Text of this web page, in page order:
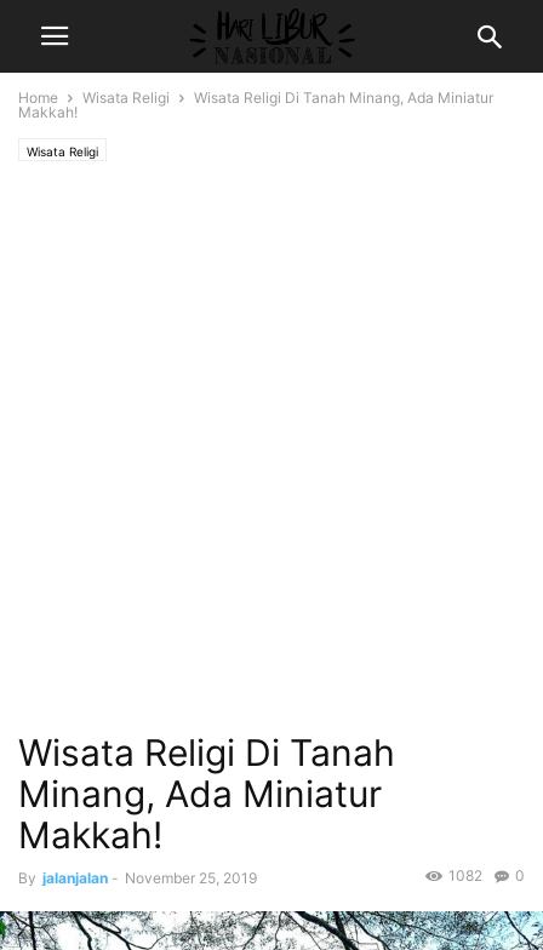
Home Wisata Religi
Wisata Religi Di Tanah Minang, Ada Miniatur
Makkah!
Wisata Religi
Wisata Religi Di Tanah
Minang, Ada Miniatur
Makkah!
By jalanjalan - November 25, 2019 0
1082